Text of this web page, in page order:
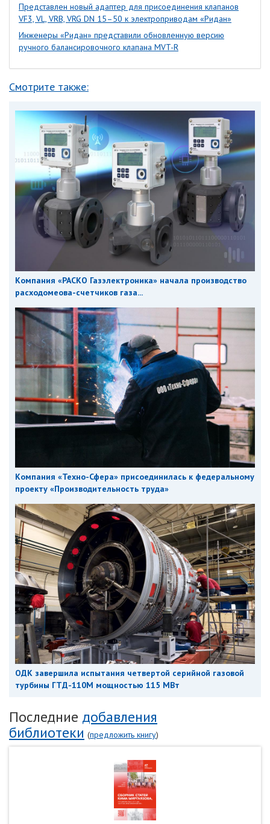
Представлен новый адаптер для присоединения клапанов
VF3, VL, VRB, VRG DN 15–50 к электроприводам «Ридан»
Инженеры «Ридан» представили обновленную версию
ручного балансировочного клапана MVT-R
Смотрите также:
Компания «РАСКО Газэлектроника» начала производство
расходомеова-счетчиков газа...
Компания «Техно-Сфера» присоединилась к федеральному
проекту «Производительность труда»
ОДК завершила испытания четвертой серийной газовой
турбины ГТД-110М мощностью 115 МВт
Последние добавления
библиотеки (предложить книгу)